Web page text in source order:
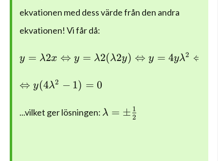
ekvationen med dess värde från den andra
ekvationen! Vi får då:
y=\lambda 2x\Leftrightarrow
y = λ2x ⇔ y = λ2(λ2y) ⇔ y = 4yλ2 ⇔
\Leftrightarrow y(4\lambda ^{ 2 }-1)=0
⇔ y(4λ2 − 1) = 0
...vilket ger lösningen: \lambda =\pm \frac {
λ = ± 2
1